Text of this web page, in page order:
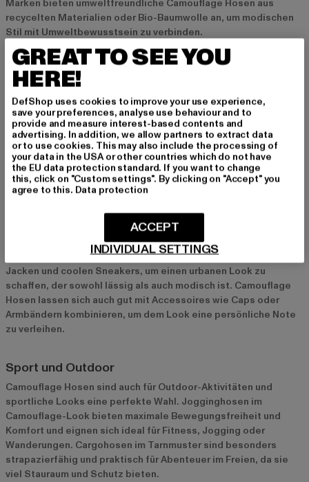
Marken bieten umweltfreundliche Camouflage Hosen aus
recycelten Materialien oder Bio-Baumwolle an, um modischen
Stil mit Umweltbewusstsein zu verbinden.
Camouflage Hosen für verschiedene Anlässe
Freizeit und Alltag
Camouflage Hosen sind ideal für den Alltag, da sie nicht nur
stylisch, sondern auch unglaublich bequem und strapazierfähig
sind. Kombiniere sie mit einem schlichten Pullover oder T-Shirt
und Sneakers, um einen entspannten Look zu kreieren, der
perfekt für Freizeitaktivitäten oder ein Treffen mit Freunden
ist.
Streetwear und Urban-Looks
In der Streetwear-Szene sind Camouflage Hosen ein absolutes
Must-Have. Kombiniere sie mit Oversized-Hoodies, lässigen
Jacken und coolen Sneakers, um einen urbanen Look zu
schaffen, der sowohl lässig als auch modisch ist. Camouflage
Hosen lassen sich auch gut mit Accessoires wie Caps oder
Armbändern kombinieren, um dem Look eine persönliche Note
zu verleihen.
Sport und Outdoor
Camouflage Hosen sind auch für Outdoor-Aktivitäten und
sportliche Looks eine perfekte Wahl. Jogginghosen im
Camouflage-Look bieten maximale Bewegungsfreiheit und
Komfort und eignen sich ideal für Fitness, Jogging oder
Wanderungen. Cargohosen im Tarnmuster sind besonders
strapazierfähig und praktisch für Abenteuer im Freien, da sie
viel Stauraum und Schutz bieten.
GREAT TO SEE YOU
HERE!
DefShop uses cookies to improve your use experience,
save your preferences, analyse use behaviour and to
provide and measure interest-based contents and
advertising. In addition, we allow partners to extract data
or to use cookies. This may also include the processing of
your data in the USA or other countries which do not have
the EU data protection standard. If you want to change
this, click on "Custom settings". By clicking on "Accept" you
agree to this. Data protection
INDIVIDUAL SETTINGS
ACCEPT